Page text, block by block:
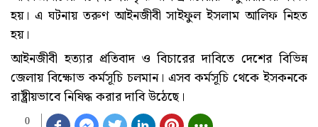
হয়। এ ঘটনায় তরুণ আইনজীবী সাইফুল ইসলাম আলিফ নিহত
হয়।
আইনজীবী হত্যার প্রতিবাদ ও বিচারের দাবিতে দেশের বিভিন্ন
জেলায় বিক্ষোভ কর্মসূচি চলমান। এসব কর্মসূচি থেকে ইসকনকে
রাষ্ট্রীয়ভাবে নিষিদ্ধ করার দাবি উঠেছে।
0